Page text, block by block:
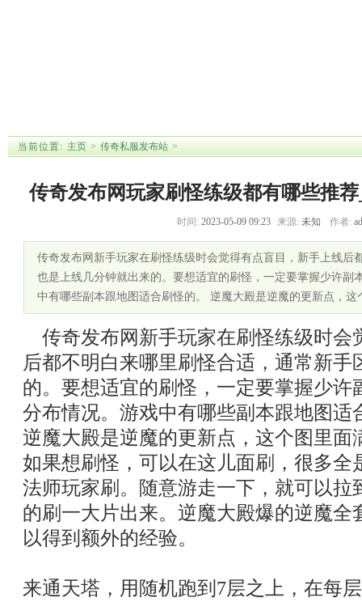
【 传奇私服网站新开网灵兽金丹和内
当前位置: 主页 > 传奇私服发布站 >
传奇发布网玩家刷怪练级都有哪些推
时间: 2023-05-09 09:23 来源: 未知 作者:
传奇发布网新手玩家在刷怪练级时会觉得有点盲目，新手上线后
也是上线几分钟就出来的。要想适宜的刷怪，一定要掌握少许副
中有哪些副本跟地图适合刷怪的。 逆魔大殿是逆魔的更新点，这
传奇发布网新手玩家在刷怪练级时会
后都不明白来哪里刷怪合适，通常新手
的。要想适宜的刷怪，一定要掌握少许
分布情况。游戏中有哪些副本跟地图
逆魔大殿是逆魔的更新点，这个图里面
如果想刷怪，可以在这儿面刷，很多全
法师玩家刷。随意游走一下，就可以拉
的刷一大片出来。逆魔大殿爆的逆魔全
以得到额外的经验。
来通天塔，用随机跑到7层之上，在每